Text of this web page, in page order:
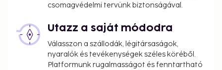
csomagvédelmi tervünk biztonságával.
Utazz a saját módodra
Válasszon a szállodák, légitársaságok,
nyaralók és tevékenységek széles köréből.
Platformunk rugalmasságot és fenntartható